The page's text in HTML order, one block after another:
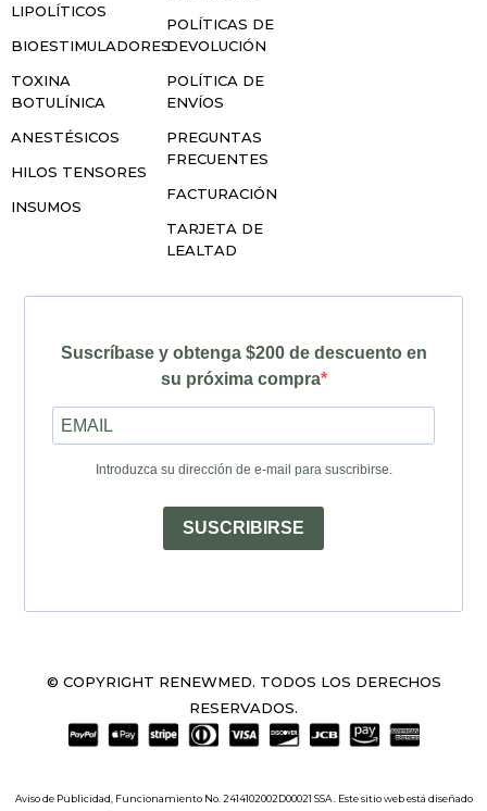
LIPOLÍTICOS
BIOESTIMULADORES
TOXINA
BOTULÍNICA
ANESTÉSICOS
HILOS TENSORES
INSUMOS
POLÍTICAS DE
DEVOLUCIÓN
POLÍTICA DE
ENVÍOS
PREGUNTAS
FRECUENTES
FACTURACIÓN
TARJETA DE
LEALTAD
Suscríbase y obtenga $200 de descuento en
su próxima compra
Introduzca su dirección de e-mail para suscribirse.
SUSCRIBIRSE
© COPYRIGHT RENEWMED. TODOS LOS DERECHOS
RESERVADOS.
Aviso de Publicidad, Funcionamiento No. 2414102002D00021 SSA . Este sitio web está diseñado